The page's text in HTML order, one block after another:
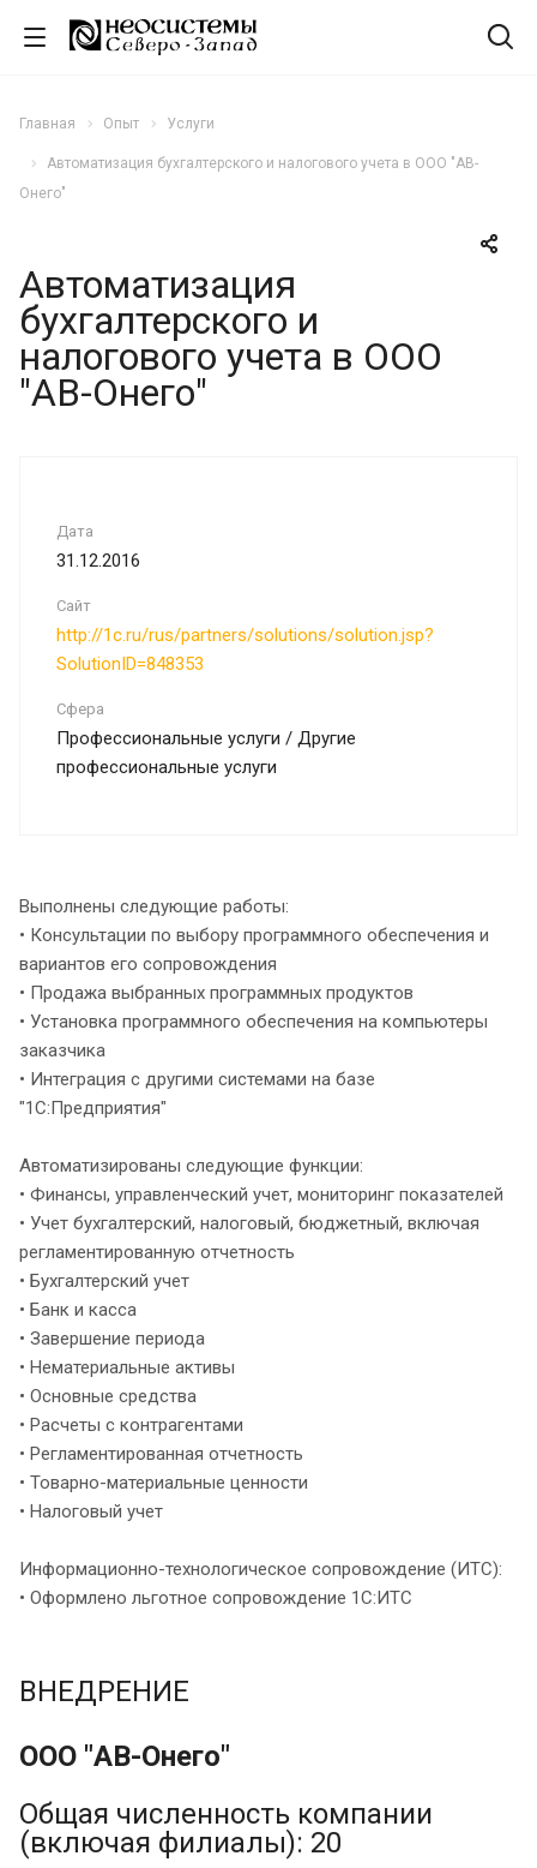
Главная Опыт Услуги
Автоматизация бухгалтерского и налогового учета в ООО "АВ-
Онего"
Автоматизация
бухгалтерского и
налогового учета в ООО
"АВ-Онего"
Дата
31.12.2016
Сайт
http://1c.ru/rus/partners/solutions/solution.jsp?
SolutionID=848353
Сфера
Профессиональные услуги / Другие
профессиональные услуги
Выполнены следующие работы:
• Консультации по выбору программного обеспечения и
вариантов его сопровождения
• Продажа выбранных программных продуктов
• Установка программного обеспечения на компьютеры
заказчика
• Интеграция с другими системами на базе
"1С:Предприятия"
Автоматизированы следующие функции:
• Финансы, управленческий учет, мониторинг показателей
• Учет бухгалтерский, налоговый, бюджетный, включая
регламентированную отчетность
• Бухгалтерский учет
• Банк и касса
• Завершение периода
• Нематериальные активы
• Основные средства
• Расчеты с контрагентами
• Регламентированная отчетность
• Товарно-материальные ценности
• Налоговый учет
Информационно-технологическое сопровождение (ИТС):
• Оформлено льготное сопровождение 1С:ИТС
ВНЕДРЕНИЕ
ООО "АВ-Онего"
Общая численность компании
(включая филиалы): 20